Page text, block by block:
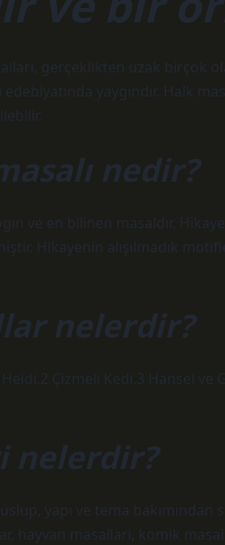
gerçeklikten uzak birçok
yaygındır. Halk
nedir?
ve en bilinen masaldır.
Hikayenin alışılmadık
nelerdir?
Çizmeli Kedi.3 Hansel ve
nelerdir?
yapı ve tema bakımından
hayvan masalları, komik